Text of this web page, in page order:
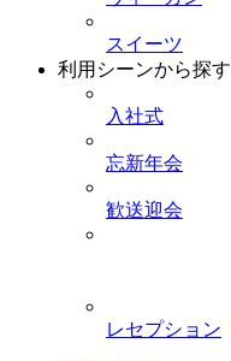
スイーツ
利用シーンから探す
入社式
忘新年会
歓送迎会
レセプション